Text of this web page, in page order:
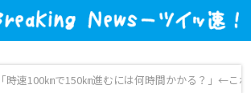
「時速100㎞で150㎞進むには何時間かかる？」←こ